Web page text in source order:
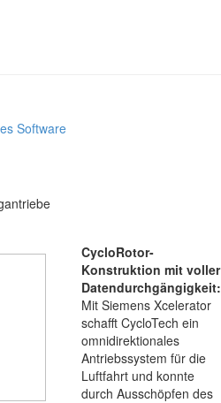
Software
CycloRotor-
Konstruktion mit voller
Datendurchgängigkeit:
Mit Siemens Xcelerator
schafft CycloTech ein
omnidirektionales
Antriebssystem für die
Luftfahrt und konnte
durch Ausschöpfen des